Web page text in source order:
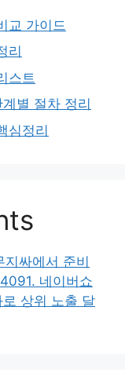
교 가이드
리
스트
별 절차 정리
심정리
지싸에서 준비
4091. 네이버쇼
상위 노출 달